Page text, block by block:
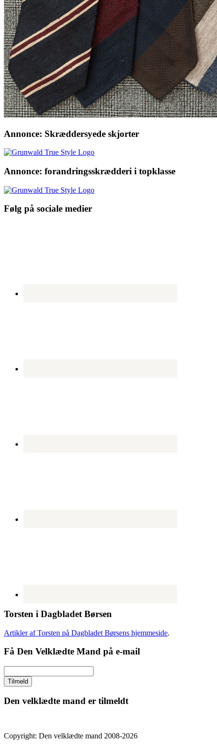
Annonce: Skræddersyede skjorter
Annonce: forandringsskrædderi i topklasse
Følg på sociale medier
Torsten i Dagbladet Børsen
Artikler af Torsten på Dagbladet Børsens hjemmeside.
Få Den Velklædte Mand på e-mail
Den velklædte mand er tilmeldt
Copyright: Den velklædte mand 2008-2026